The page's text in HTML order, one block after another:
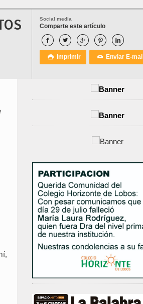
Social media
Comparte este artículo
    
 Imprimir ✉ Enviar E-mail